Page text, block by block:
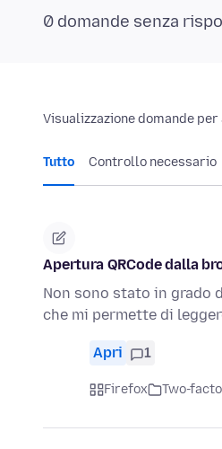
0 domande senza
Visualizzazione domande
Tutto Controllo necessario
Apertura QRCode dalla
Non sono stato in grado
che mi permette di
Apri 1
Firefox Two-